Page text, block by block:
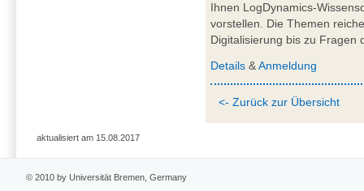
Ihnen LogDynamics-
vorstellen. Die Themen
Digitalisierung bis zu Fragen
Details &Anmeldung
<- Zurück zur Übersicht
aktualisiert am 15.08.2017
© 2010 by Universität Bremen, Germany